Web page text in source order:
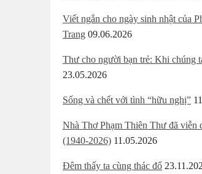
Viết ngắn cho ngày sinh nhật của
Trang 09.06.2026
Thư cho người bạn trẻ: Khi chúng
23.05.2026
Sống và chết với tình “hữu nghị”
Nhà Thơ Phạm Thiên Thư đã viễn
(1940-2026) 11.05.2026
Đêm thấy ta cùng thác đổ